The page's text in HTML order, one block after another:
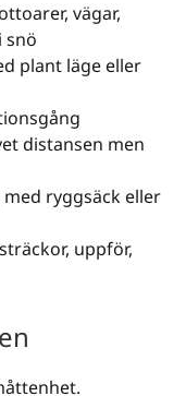
vägar,
snö
plant läge eller
distansen men
med ryggsäck eller
uppför,